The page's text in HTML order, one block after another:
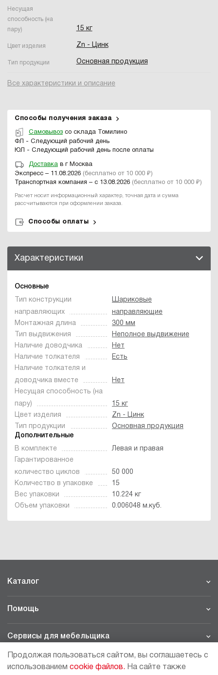
Несущая
способность (на
пару)
15 кг
Цвет изделия Zn - Цинк
Тип продукции Основная продукция
Все характеристики и описание
Способы получения заказа
Самовывоз со склада Томилино
ФЛ - Следующий рабочий день
ЮЛ - Следующий рабочий день после оплаты
Доставка в г Москва
Экспресс – 11.08.2026 (бесплатно от 10 000 ₽)
Транспортная компания – с 13.08.2026 (бесплатно от 10 000 ₽)
Расчет носит информационный характер, точная дата и сумма
рассчитываются при оформлении заказа.
Способы оплаты
Характеристики
Основные
Тип конструкции
направляющих
Шариковые
направляющие
Монтажная длина
300 мм
Тип выдвижения
Неполное выдвижение
Наличие доводчика
Нет
Наличие толкателя
Есть
Наличие толкателя и
доводчика вместе
Нет
Несущая способность (на
пару)
15 кг
Цвет изделия
Zn - Цинк
Тип продукции
Основная продукция
Дополнительные
В комплекте
Левая и правая
Гарантированное
количество циклов
50 000
Количество в упаковке
15
Вес упаковки
10.224 кг
Объем упаковки
0.006048 м.куб.
Каталог
Помощь
Сервисы для мебельщика
Продолжая пользоваться сайтом, вы соглашаетесь с
использованием cookie файлов. На сайте также